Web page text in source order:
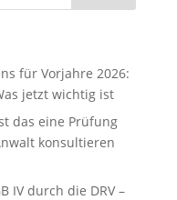
für Vorjahre 2026:
jetzt wichtig ist
das eine Prüfung
konsultieren
IV durch die DRV –